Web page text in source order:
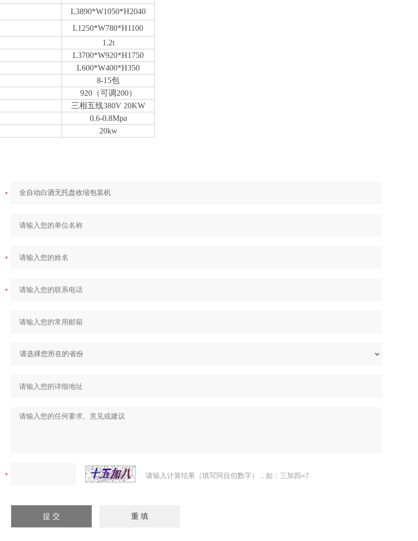
L3890*W1050*H2040
L1250*W780*H1100
1.2t
L3700*W920*H1750
L600*W400*H350
8-15包
920（可调200）
三相五线380V 20KW
0.6-0.8Mpa
20kw
请输入计算结果（填写阿拉伯数字），如：三加四=7